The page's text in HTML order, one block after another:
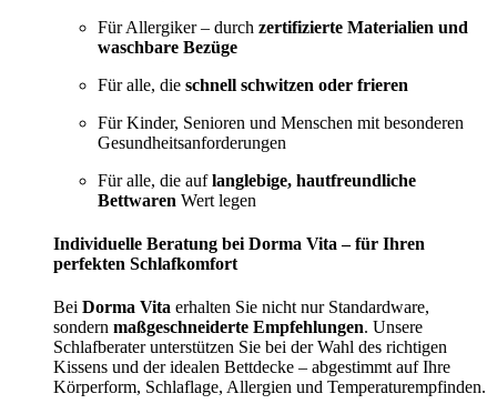
Für Allergiker – durch zertifizierte Materialien und
waschbare Bezüge
Für alle, die schnell schwitzen oder frieren
Für Kinder, Senioren und Menschen mit besonderen
Gesundheitsanforderungen
Für alle, die auflanglebige, hautfreundliche
Bettwaren Wert legen
Individuelle Beratung bei Dorma Vita – für Ihren
perfekten Schlafkomfort
Bei Dorma Vita erhalten Sie nicht nur Standardware,
sondern maßgeschneiderte Empfehlungen. Unsere
Schlafberater unterstützen Sie bei der Wahl des richtigen
Kissens und der idealen Bettdecke – abgestimmt auf Ihre
Körperform, Schlaflage, Allergien und Temperaturempfinden.